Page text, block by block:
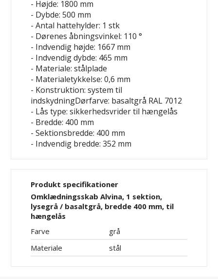
- Højde: 1800 mm
- Dybde: 500 mm
- Antal hattehylder: 1 stk
- Dørenes åbningsvinkel: 110 °
- Indvendig højde: 1667 mm
- Indvendig dybde: 465 mm
- Materiale: stålplade
- Materialetykkelse: 0,6 mm
- Konstruktion: system til
indskydningDørfarve: basaltgrå RAL 7012
- Lås type: sikkerhedsvrider til hængelås
- Bredde: 400 mm
- Sektionsbredde: 400 mm
- Indvendig bredde: 352 mm
Produkt specifikationer
Omklædningsskab Alvina, 1 sektion,
lysegrå / basaltgrå, bredde 400 mm, til
hængelås
Farve
grå
Materiale
stål